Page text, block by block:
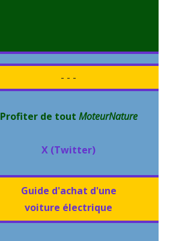
- - -
Profiter de tout MoteurNature
X (Twitter)
Guide d'achat d'une
voiture électrique